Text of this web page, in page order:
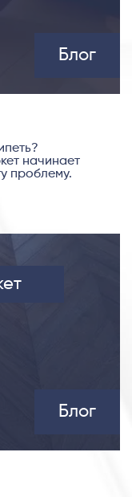
Блог
начинает
проблему.
Блог